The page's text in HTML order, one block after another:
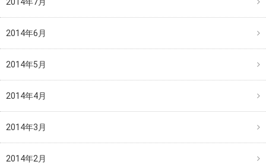
2014年6月
2014年5月
2014年4月
2014年3月
2014年2月